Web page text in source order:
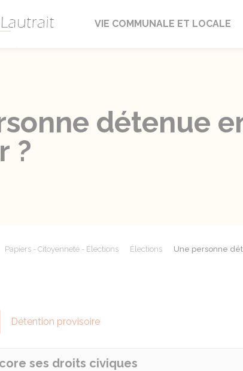
Triac-Lautrait
VIE COMMUNALE ET LOCALE
détenue
?
Papiers - Citoyenneté - Élections Élections
Une personne
Détention provisoire
ses droits civiques